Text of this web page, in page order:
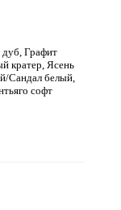
Графит
кратер, Ясень
Сандал белый,
софт